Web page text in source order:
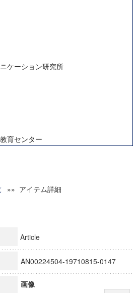
ケーション研究所
育センター
インスティテュート
究成果報告書
バルCOEプログラム市民社会ガバナンス
バルCOEプログラム論理と感性の先端的
ディングプログラム「超成熟社会発展のサ
(8)
»» アイテム詳細
Article
AN00224504-19710815-0147
画像